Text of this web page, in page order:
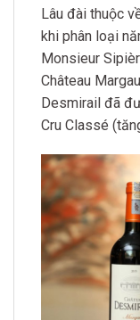
Lâu đài thuộc
khi phân loại
Monsieur
Château
Desmirail đã
Cru Classé